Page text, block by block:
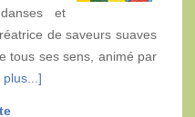
et
de saveurs suaves
tous ses sens, animé par
plus...]